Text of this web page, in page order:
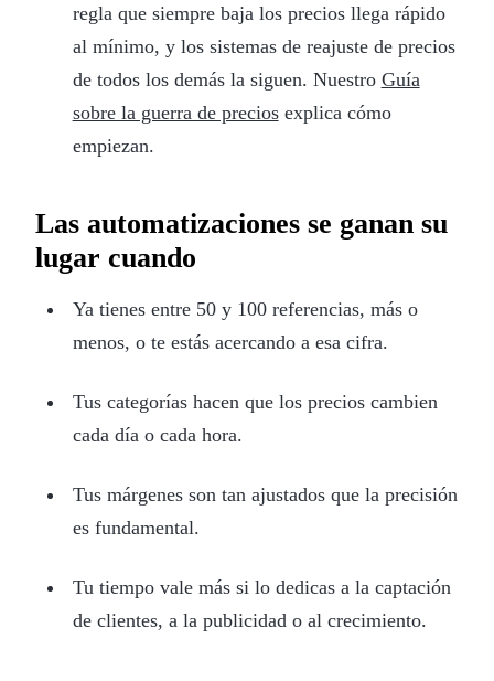
regla que siempre baja los precios llega rápido
al mínimo, y los sistemas de reajuste de precios
de todos los demás la siguen. Nuestro Guía
sobre la guerra de preciosexplica cómo
empiezan.
Las automatizaciones se ganan su
lugar cuando
Ya tienes entre 50 y 100 referencias, más o
menos, o te estás acercando a esa cifra.
Tus categorías hacen que los precios cambien
cada día o cada hora.
Tus márgenes son tan ajustados que la precisión
es fundamental.
Tu tiempo vale más si lo dedicas a la captación
de clientes, a la publicidad o al crecimiento.